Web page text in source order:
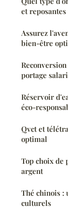
et reposantes
Assurez
bien-être
portage
Réservoir
éco-
Qvct et
optimal
Top choix de
argent
Thé chinois :
culturels